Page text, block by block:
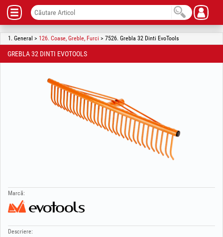
1. General > 126. Coase, Greble, Furci > 7526. Grebla 32 Dinti EvoTools
GREBLA 32 DINTI EVOTOOLS
Marcă:
Descriere: